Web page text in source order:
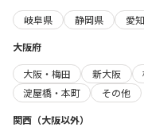
岐阜県
静岡県
愛
大阪府
大阪・梅田
新大阪
淀屋橋・本町
その他
関西（大阪以外）